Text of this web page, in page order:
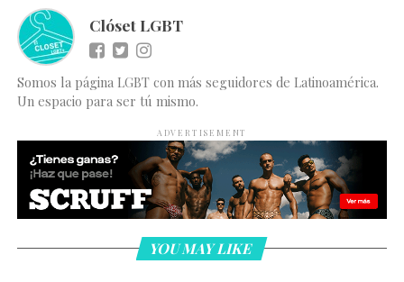
Clóset LGBT
Somos la página LGBT con más seguidores de Latinoamérica.
Un espacio para ser tú mismo.
ADVERTISEMENT
YOU MAY LIKE